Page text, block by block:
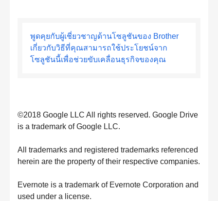
พูดคุยกับผู้เชี่ยวชาญด้านโซลูชันของ Brother
เกี่ยวกับวิธีที่คุณสามารถใช้ประโยชน์จาก
โซลูชันนี้เพื่อช่วยขับเคลื่อนธุรกิจของคุณ
©2018 Google LLC All rights reserved. Google Drive
is a trademark of Google LLC.
All trademarks and registered trademarks referenced
herein are the property of their respective companies.
Evernote is a trademark of Evernote Corporation and
used under a license.